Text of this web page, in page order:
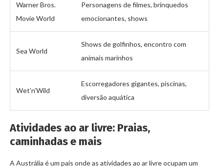
Warner Bros.
Movie World
Personagens de filmes, brinquedos
emocionantes, shows
Sea World
Shows de golfinhos, encontro com
animais marinhos
Wet’n’Wild
Escorregadores gigantes, piscinas,
diversão aquática
Atividades ao ar livre: Praias,
caminhadas e mais
A Austrália é um país onde as atividades ao ar livre ocupam um